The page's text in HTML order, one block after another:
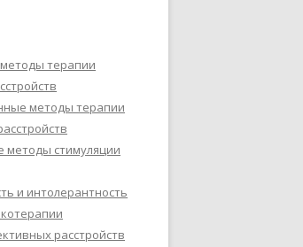
терапии
методы терапии
методы стимуляции
и интолерантность
расстройств